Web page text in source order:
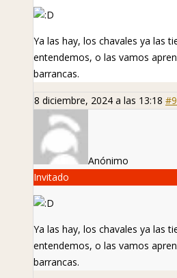
Ya las hay, los chavales ya las
entendemos, o las vamos
barrancas.
8 diciembre, 2024 a las 13:18
Anónimo
Invitado
Ya las hay, los chavales ya las
entendemos, o las vamos
barrancas.